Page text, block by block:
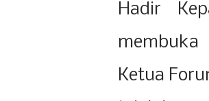
Hadir
membuka
Ketua